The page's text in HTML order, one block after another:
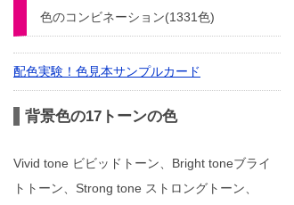
色のコンビネーション(1331色)
配色実験！色見本サンプルカード
背景色の17トーンの色
Vivid tone ビビッドトーン、Bright toneブライ
トトーン、Strong tone ストロングトーン、